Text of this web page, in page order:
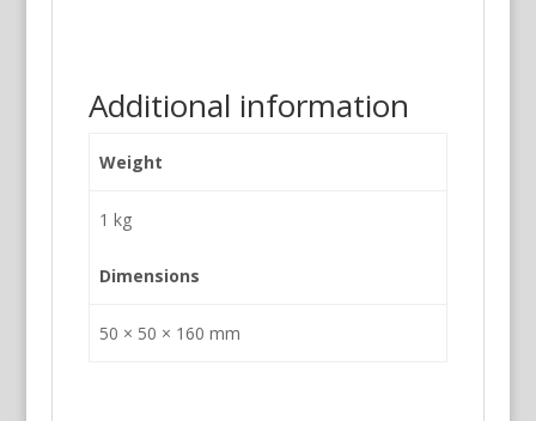
Additional information
Weight
1 kg
Dimensions
50 × 50 × 160 mm